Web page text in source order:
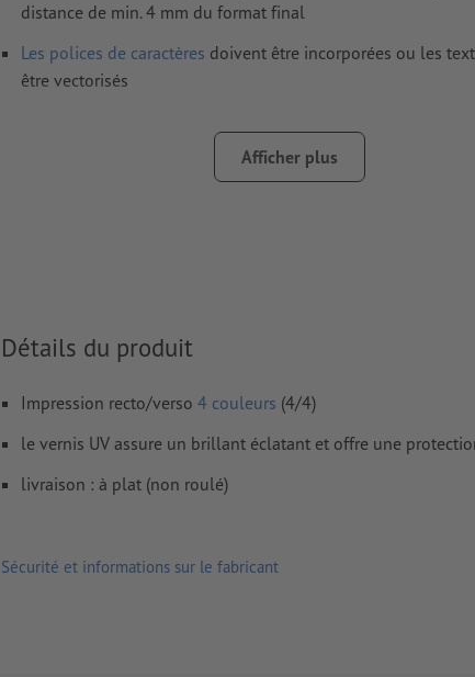
distance de min. 4 mm du format final
Les polices de caractères doivent être incorporées ou les
être vectorisés
FOGRA52 (PSO Uncoated v3 FOGRA52) pour les papiers non
fautes d'orthographe et de syntaxe
Afficher plus
Détails du produit
Impression recto/verso 4 couleurs (4/4)
le vernis UV assure un brillant éclatant et offre une
livraison : à plat (non roulé)
Sécurité et informations sur le fabricant